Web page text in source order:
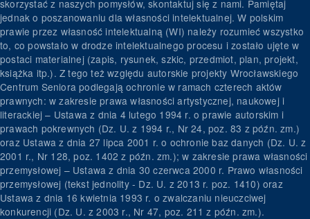
skorzystać z naszych pomysłów, skontaktuj się z nami. Pamiętaj
jednak o poszanowaniu dla własności intelektualnej. W polskim
prawie przez własność intelektualną (WI) należy rozumieć wszystko
to, co powstało w drodze intelektualnego procesu i zostało ujęte w
postaci materialnej (zapis, rysunek, szkic, przedmiot, plan, projekt,
książka itp.). Z tego też względu autorskie projekty Wrocławskiego
Centrum Seniora podlegają ochronie w ramach czterech aktów
prawnych: w zakresie prawa własności artystycznej, naukowej i
literackiej – Ustawa z dnia 4 lutego 1994 r. o prawie autorskim i
prawach pokrewnych (Dz. U. z 1994 r., Nr 24, poz. 83 z późn. zm.)
oraz Ustawa z dnia 27 lipca 2001 r. o ochronie baz danych (Dz. U. z
2001 r., Nr 128, poz. 1402 z późn. zm.); w zakresie prawa własności
przemysłowej – Ustawa z dnia 30 czerwca 2000 r. Prawo własności
przemysłowej (tekst jednolity - Dz. U. z 2013 r. poz. 1410) oraz
Ustawa z dnia 16 kwietnia 1993 r. o zwalczaniu nieuczciwej
konkurencji (Dz. U. z 2003 r., Nr 47, poz. 211 z późn. zm.).